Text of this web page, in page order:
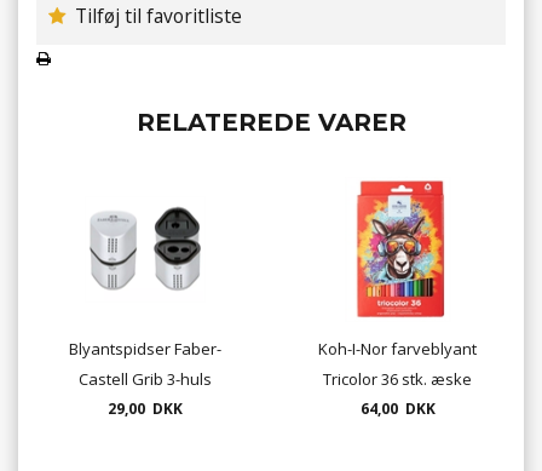
Tilføj til favoritliste
RELATEREDE VARER
Blyantspidser Faber-
Castell Grib 3-huls
29,00 DKK
Koh-I-Nor farveblyant
Tricolor 36 stk. æske
UDSOLGT
64,00 DKK